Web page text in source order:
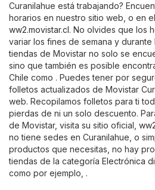
Curanilahue está trabajando?
horarios en nuestro sitio web, o en
ww2.movistar.cl. No olvides que los
variar los fines de semana y durante
tiendas de Movistar no solo se
sino que también es posible
Chile como . Puedes tener por
folletos actualizados de Movistar
web. Recopilamos folletos para ti
pierdas de ni un solo descuento.
de Movistar, visita su sitio oficial,
no tiene sedes en Curanilahue, o
productos que necesitas, no hay
tiendas de la categoría Electrónica
como por ejemplo, .